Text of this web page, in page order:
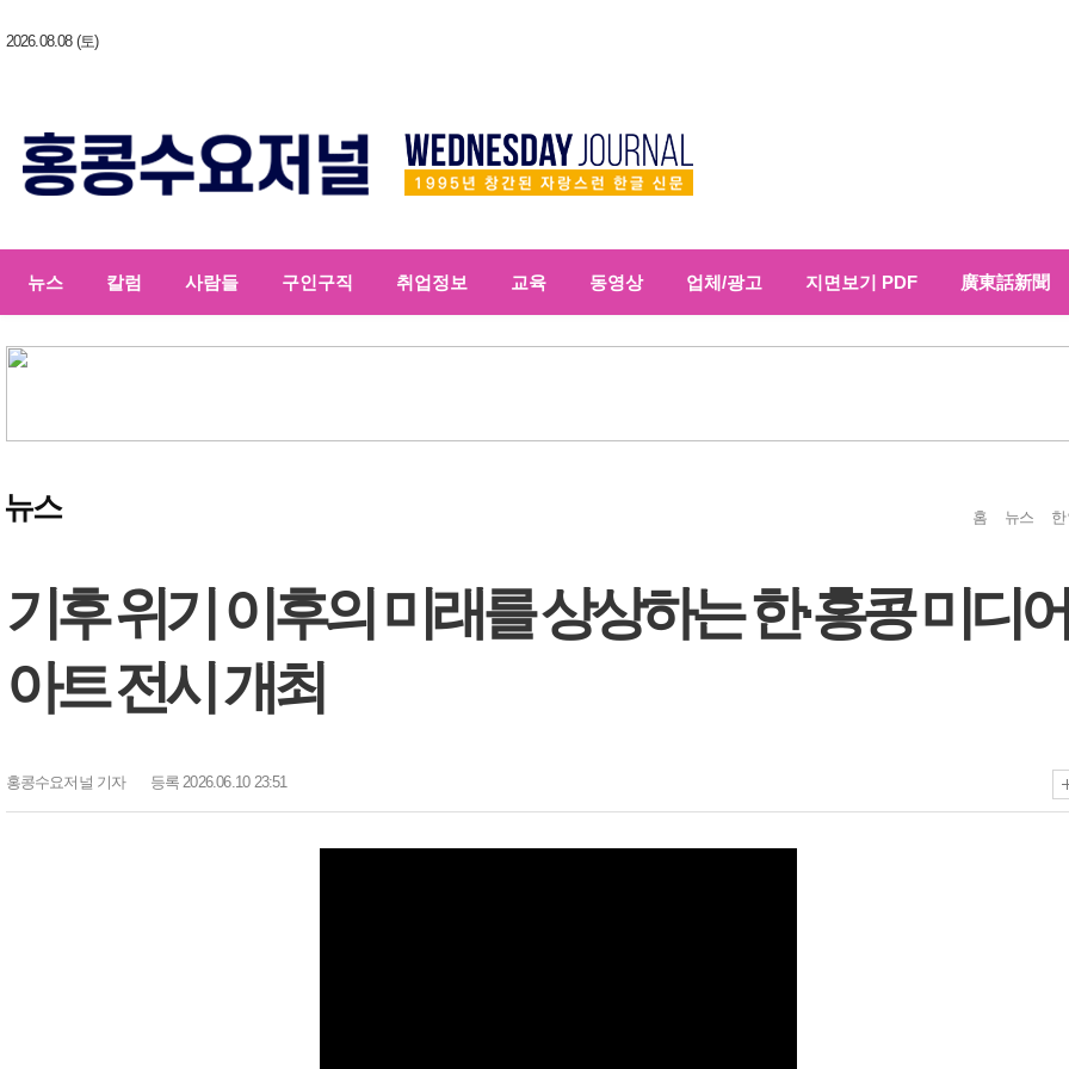
2026.08.08 (토)
뉴스 칼럼 사람들 구인구직 취업정보 교육 동영상 업체/광고 지면보기 PDF 廣東話新聞
뉴스 홈 뉴스
기후 위기 이후의 미래를 상상하는 한·홍콩 미디어
아트 전시 개최
홍콩수요저널 기자 등록 2026.06.10 23:51